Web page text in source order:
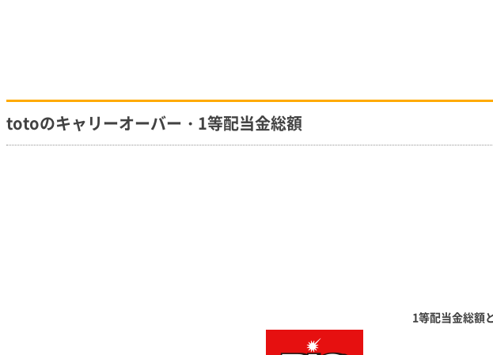
totoのキャリーオーバー・1等配当金総額
1等配当金総額